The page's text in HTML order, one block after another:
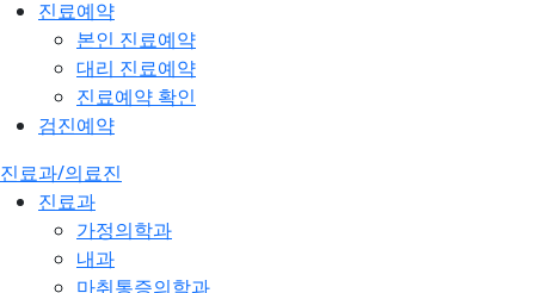
진료예약
본인 진료예약
대리 진료예약
진료예약 확인
검진예약
진료과/의료진
진료과
가정의학과
내과
마취통증의학과